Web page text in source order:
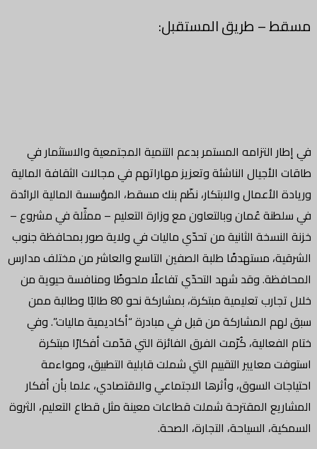
مسقط – طريق المستقبل:
في إطار التزامه المستمر بدعم التنمية المجتمعية والاستثمار في
طاقات الأجيال الناشئة وتعزيز مهاراتهم في مجالات الثقافة المالية
وريادة الأعمال والابتكار، نظّم بنك مسقط، المؤسسة المالية الرائدة
في سلطنة عُمان وبالتعاون مع وزارة التعليم – ممثّلة في مشروع –
خزنة النسخة الثانية من تحدّي ماليات في ولاية صور بمحافظة جنوب
الشرقية، مستهدفًا طلبة الصفين التاسع والعاشر من مختلف مدارس
المحافظة. وقد شهد التحدّي تفاعلًا ملحوظًا ومنافسة حيوية من
خلال تجارب تعليمية مبتكرة، بمشاركة نحو 80 طالبًا وطالبة ممن
سبق لهم المشاركة من قبل في مبادرة “أكاديمية ماليات”. وفي
ختام الفعالية، كُرّمت الفرق الفائزة التي قدّمت أفكارًا مبتكرة
استوفت معايير التقييم التي شملت قابلية التطبيق، ومواءمة
احتياجات السوق، وأثرها الاجتماعي والاقتصادي، علما بأن أفكار
المشاريع المقترحة شملت قطاعات معينة مثل قطاع التعليم، الثروة
السمكية، السياحة، التجارة، الصحة.